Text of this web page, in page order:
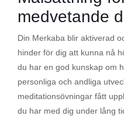
medvetande
Din Merkaba blir aktiverad
hinder för dig att kunna nå
du har en god kunskap om
personliga och andliga
meditationsövningar fått
du har med dig under lång
intressen och ditt
beteende när du
surfar ökar du
chansen att få se
personligt
anpassat innehåll
och erbjudanden.